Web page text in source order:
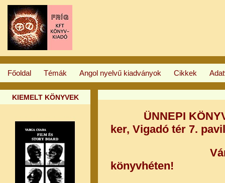
Főoldal Témák Angol nyelvű kiadványok Cikkek
KIEMELT KÖNYVEK
ÜNNEPI
ker, Vigadó tér 7.
Várunk
könyvhéten!